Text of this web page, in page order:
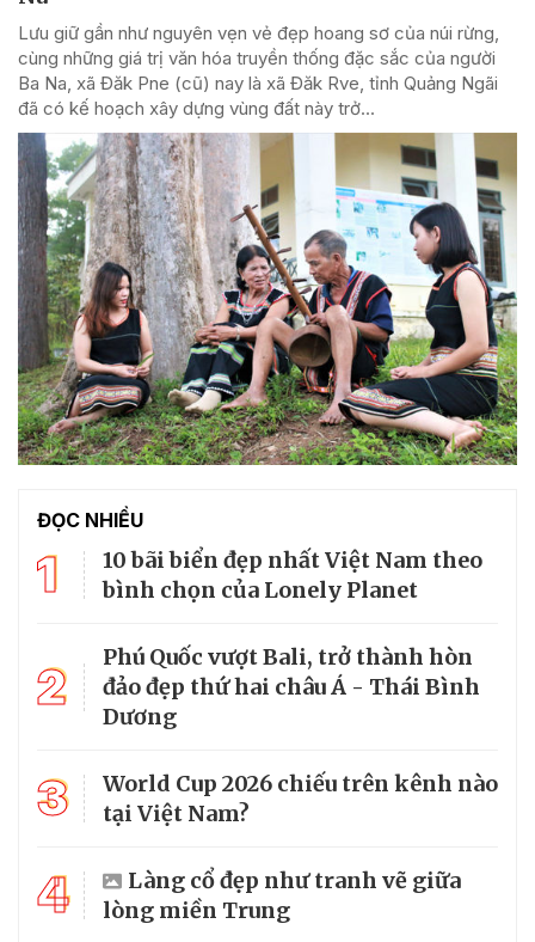
Lưu giữ gần như nguyên vẹn vẻ đẹp hoang sơ của núi rừng,
cùng những giá trị văn hóa truyền thống đặc sắc của người
Ba Na, xã Đăk Pne (cũ) nay là xã Đăk Rve, tỉnh Quảng Ngãi
đã có kế hoạch xây dựng vùng đất này trở...
ĐỌC NHIỀU
1
10 bãi biển đẹp nhất Việt Nam theo
bình chọn của Lonely Planet
2
Phú Quốc vượt Bali, trở thành hòn
đảo đẹp thứ hai châu Á - Thái Bình
Dương
3
World Cup 2026 chiếu trên kênh nào
tại Việt Nam?
4
Làng cổ đẹp như tranh vẽ giữa
lòng miền Trung